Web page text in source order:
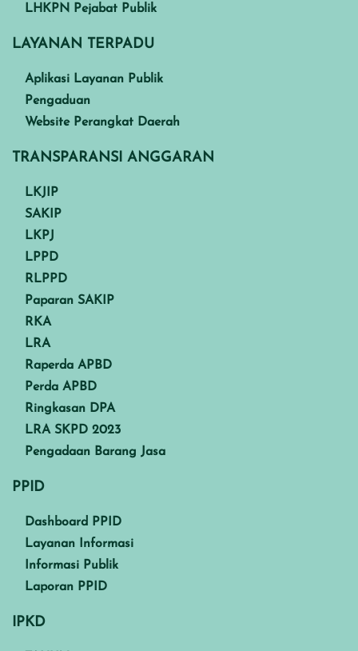
LHKPN Pejabat Publik
LAYANAN TERPADU
Aplikasi Layanan Publik
Pengaduan
Website Perangkat Daerah
TRANSPARANSI ANGGARAN
LKJIP
SAKIP
LKPJ
LPPD
RLPPD
Paparan SAKIP
RKA
LRA
Raperda APBD
Perda APBD
Ringkasan DPA
LRA SKPD 2023
Pengadaan Barang Jasa
PPID
Dashboard PPID
Layanan Informasi
Informasi Publik
Laporan PPID
IPKD